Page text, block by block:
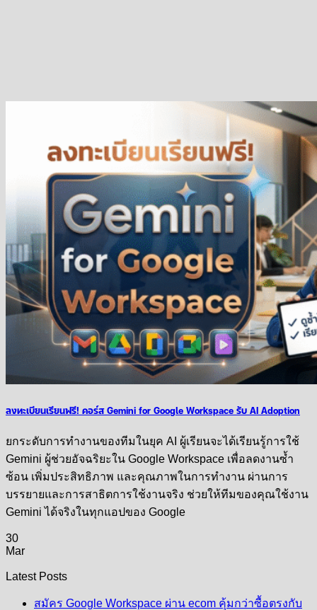
ลงทะเบียนเรียนฟรี! คอร์ส Gemini for Google Workspace รับ AI Adoption
ยกระดับการทำงานของทีมในยุค AI ผู้เรียนจะได้เรียนรู้การใช้
Gemini ผู้ช่วยอัจฉริยะใน Google Workspace เพื่อลดงานซ้ำ
ซ้อน เพิ่มประสิทธิภาพ และคุณภาพในการทำงาน ผ่านการ
บรรยายและการสาธิตการใช้งานจริง ช่วยให้ทีมของคุณใช้งาน
Gemini ได้จริงในทุกแอปของ Google
30
Mar
Latest Posts
สมัคร Google Workspace ผ่าน ecom คุ้มกว่าซื้อตรงกับ